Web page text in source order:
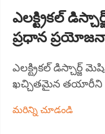
ఎలక్ట్రికల్
ప్రధాన
ఎలక్ట్రికల్ డిస్చార్జ్
ఖచ్చితమైన తయారీని
భాగాలను
మరిన్ని చూడండి